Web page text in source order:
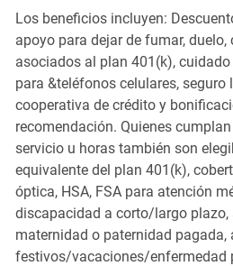
Los beneficios incluyen:
apoyo para dejar de fumar,
asociados al plan 401(k),
para &teléfonos celulares,
cooperativa de crédito y
recomendación. Quienes
servicio u horas también son
equivalente del plan 401(k),
óptica, HSA, FSA para atención
discapacidad a corto/largo plazo,
maternidad o paternidad pagada,
festivos/vacaciones/enfermedad